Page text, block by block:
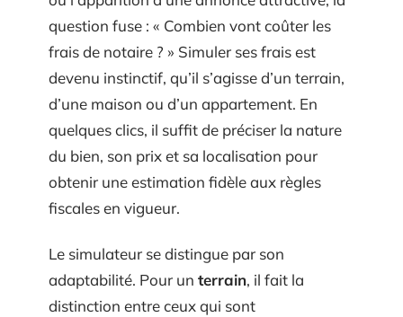
question fuse : « Combien vont coûter les
frais de notaire ? » Simuler ses frais est
devenu instinctif, qu’il s’agisse d’un terrain,
d’une maison ou d’un appartement. En
quelques clics, il suffit de préciser la nature
du bien, son prix et sa localisation pour
obtenir une estimation fidèle aux règles
fiscales en vigueur.
Le simulateur se distingue par son
adaptabilité. Pour un terrain, il fait la
distinction entre ceux qui sont